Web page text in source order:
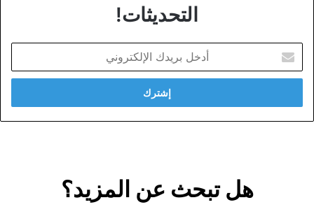
التحديثات!
بريدك
الإلكتروني
هل تبحث عن المزيد؟